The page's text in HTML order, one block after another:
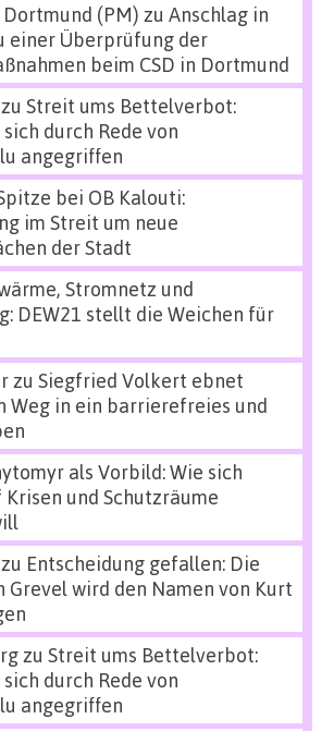
Dortmund (PM) zu Anschlag in
einer Überprüfung der
beim CSD in Dortmund
zu Streit ums Bettelverbot:
durch Rede von
angegriffen
bei OB Kalouti:
im Streit um neue
der Stadt
Stromnetz und
DEW21 stellt die Weichen für
zu Siegfried Volkert ebnet
Weg in ein barrierefreies und
als Vorbild: Wie sich
und Schutzräume
zu Entscheidung gefallen: Die
Grevel wird den Namen von Kurt
zu Streit ums Bettelverbot:
durch Rede von
angegriffen